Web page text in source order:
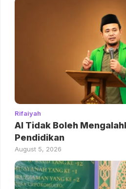
Rifaiyah
AI Tidak Boleh
Pendidikan
August 5, 2026